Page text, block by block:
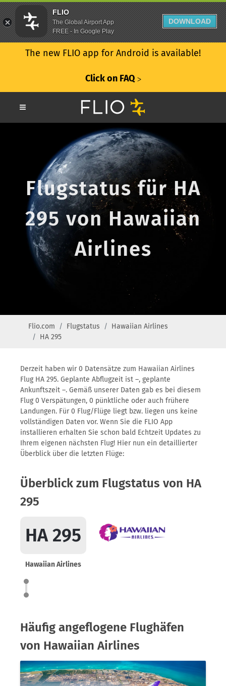
The new FLIO app for Android is available!
Click on FAQ ᐳ
Flugstatus für HA
295 von Hawaiian
Airlines
Flio.com Flugstatus
Hawaiian Airlines
HA 295
Derzeit haben wir 0 Datensätze zum Hawaiian Airlines
Flug HA 295. Geplante Abflugzeit ist –, geplante
Ankunftszeit –. Gemäß unserer Daten gab es bei diesem
Flug 0 Verspätungen, 0 pünktliche oder auch frühere
Landungen. Für 0 Flug/Flüge liegt bzw. liegen uns keine
vollständigen Daten vor. Wenn Sie die FLIO App
installieren erhalten Sie schon bald Echtzeit Updates zu
Ihrem eigenen nächsten Flug! Hier nun ein detaillierter
Überblick über die letzten Flüge:
Überblick zum Flugstatus von HA
295
HA 295
Hawaiian Airlines
Häufig angeflogene Flughäfen
von Hawaiian Airlines
FLIO
The Global Airport App
FREE - In Google Play
DOWNLOAD